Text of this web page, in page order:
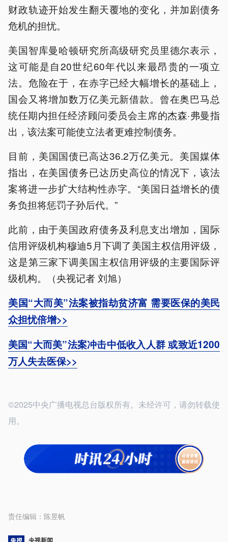
财政轨迹开始发生翻天覆地的变化，并加剧债务
危机的担忧。
美国智库曼哈顿研究所高级研究员里德尔表示，
这可能是自20世纪60年代以来最昂贵的一项立
法。危险在于，在赤字已经大幅增长的基础上，
国会又将增加数万亿美元新借款。曾在奥巴马总
统任期内担任经济顾问委员会主席的杰森·弗曼指
出，该法案可能使立法者更难控制债务。
目前，美国国债已高达36.2万亿美元。美国媒体
指出，在美国债务已达历史高位的情况下，该法
案将进一步扩大结构性赤字。“美国日益增长的债
务负担将惩罚子孙后代。”
此前，由于美国政府债务及利息支出增加，国际
信用评级机构穆迪5月下调了美国主权信用评级，
这是第三家下调美国主权信用评级的主要国际评
级机构。（央视记者 刘旭）
美国“大而美”法案被指劫贫济富 需要医保的美民
众担忧倍增>>
美国“大而美”法案冲击中低收入人群 或致近1200
万人失去医保>>
©2025中央广播电视总台版权所有。未经许可，请勿转载使
用。
责任编辑： 陈昱帆
央视新闻